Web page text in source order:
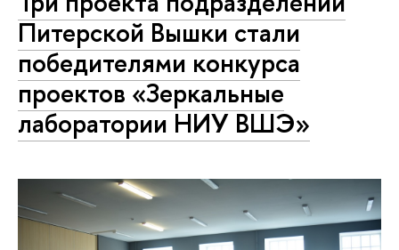
Питерской Вышки стали
победителями конкурса
проектов «Зеркальные
лаборатории НИУ ВШЭ»